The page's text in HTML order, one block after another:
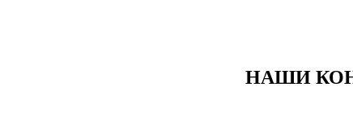
НАШИ